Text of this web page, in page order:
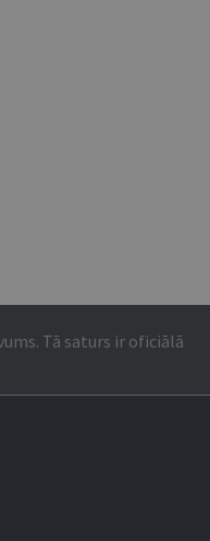
Tā saturs ir oficiālā